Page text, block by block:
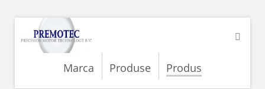
Marca Produse Produs